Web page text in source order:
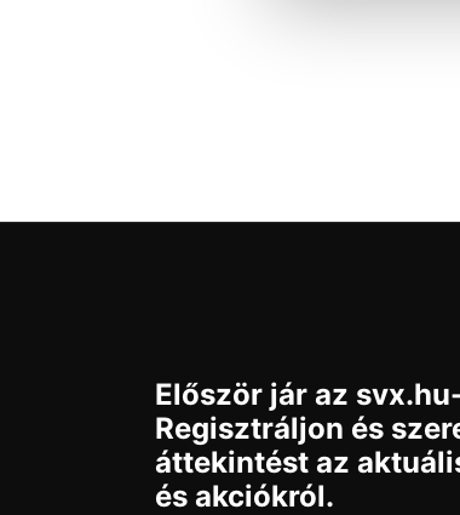
Először jár az
Regisztráljon és
áttekintést az
és akciókról.